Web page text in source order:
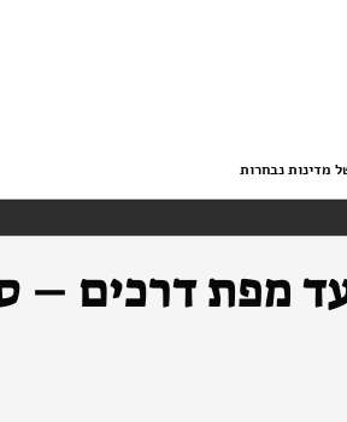
מדינות נבחרות
מפת דרכים –